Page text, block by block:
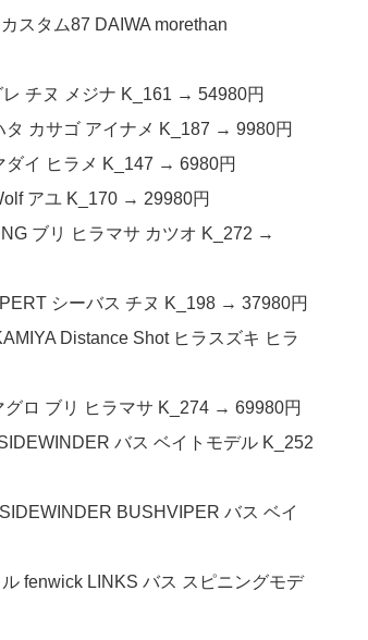
スタム87 DAIWA morethan
チヌ メジナ K_161 → 54980円
タ カサゴ アイナメ K_187 → 9980円
ダイ ヒラメ K_147 → 6980円
アユ K_170 → 29980円
ブリ ヒラマサ カツオ K_272 →
シーバス チヌ K_198 → 37980円
Distance Shot ヒラスズキ ヒラ
ロ ブリ ヒラマサ K_274 → 69980円
バス ベイトモデル K_252
BUSHVIPER バス ベイ
fenwick LINKS バス スピニングモデ